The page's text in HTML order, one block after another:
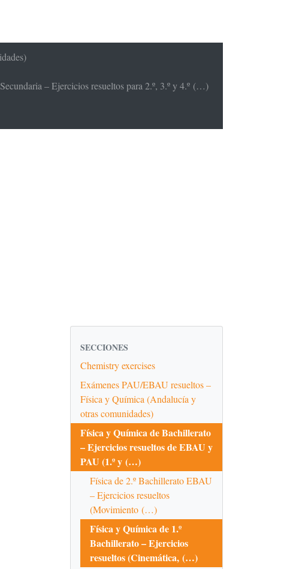
– Ejercicios resueltos para 2.º, 3.º y 4.º (…)
SECCIONES
Chemistry exercises
Exámenes PAU/EBAU resueltos –
Física y Química (Andalucía y
otras comunidades)
Física y Química de Bachillerato
– Ejercicios resueltos de EBAU y
PAU (1.º y (…)
Física de 2.º Bachillerato EBAU
– Ejercicios resueltos
(Movimiento (…)
Física y Química de 1.º
Bachillerato – Ejercicios
resueltos (Cinemática, (…)